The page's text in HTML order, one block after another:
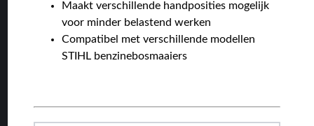
Maakt verschillende handposities mogelijk
voor minder belastend werken
Compatibel met verschillende modellen
STIHL benzinebosmaaiers